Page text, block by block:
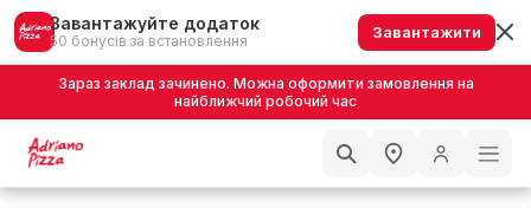
Завантажуйте додаток
50 бонусів за встановлення Завантажити
Зараз заклад зачинено. Можна оформити замовлення на
найближчий робочий час